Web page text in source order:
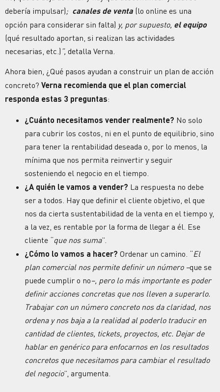
debería impulsar); canales de venta (lo online es una
opción para considerar sin falta) y, por supuesto, el equipo
(qué resultado aportan, si realizan las actividades
necesarias, etc.) ”, detalla Verna.
Ahora bien, ¿Qué pasos ayudan a construir un plan de acción
concreto? Verna recomienda que el plan comercial
responda estas 3 preguntas:
¿Cuánto necesitamos vender realmente? No solo
para cubrir los costos, ni en el punto de equilibrio, sino
para tener la rentabilidad deseada o, por lo menos, la
mínima que nos permita reinvertir y seguir
sosteniendo el negocio en el tiempo.
¿A quién le vamos a vender? La respuesta no debe
ser a todos. Hay que definir el cliente objetivo, el que
nos da cierta sustentabilidad de la venta en el tiempo y,
a la vez, es rentable por la forma de llegar a él. Ese
cliente “que nos suma”.
¿Cómo lo vamos a hacer? Ordenar un camino. “El
plan comercial nos permite definir un número –que se
puede cumplir o no–, pero lo más importante es poder
definir acciones concretas que nos lleven a superarlo.
Trabajar con un número concreto nos da claridad, nos
ordena y nos baja a la realidad al poderlo traducir en
cantidad de clientes, tickets, proyectos, etc. Dejar de
hablar en genérico para enfocarnos en los resultados
concretos que necesitamos para cambiar el resultado
del negocio”, argumenta.